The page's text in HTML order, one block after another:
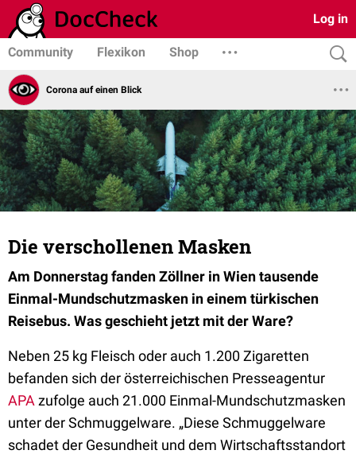
Log in
Community Flexikon Shop
Corona auf einen Blick
Die verschollenen Masken
Am Donnerstag fanden Zöllner in Wien tausende
Einmal-Mundschutzmasken in einem türkischen
Reisebus. Was geschieht jetzt mit der Ware?
Neben 25 kg Fleisch oder auch 1.200 Zigaretten
befanden sich der österreichischen Presseagentur
APA zufolge auch 21.000 Einmal-Mundschutzmasken
unter der Schmuggelware. „Diese Schmuggelware
schadet der Gesundheit und dem Wirtschaftsstandort